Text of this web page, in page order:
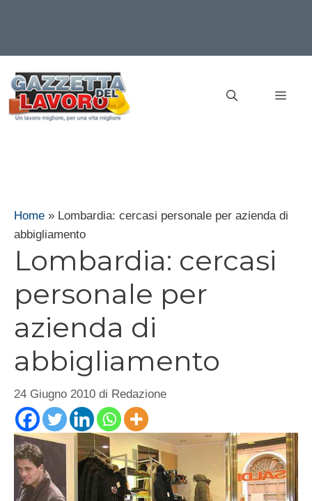
contenuto
Home » Lombardia: cercasi personale per azienda di
abbigliamento
Lombardia: cercasi
personale per
azienda di
abbigliamento
24 Giugno 2010 di Redazione